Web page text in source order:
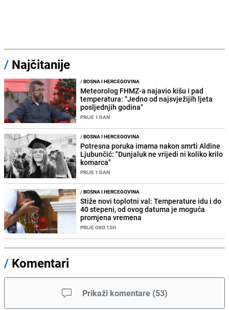
/ Najčitanije
/BOSNA I HERCEGOVINA
Meteorolog FHMZ-a najavio kišu i pad
temperatura: "Jedno od najsvježijih ljeta
posljednjih godina"
PRIJE 1 DAN
/BOSNA I HERCEGOVINA
Potresna poruka imama nakon smrti Aldine
Ljubunčić: "Dunjaluk ne vrijedi ni koliko krilo
komarca"
PRIJE 1 DAN
/BOSNA I HERCEGOVINA
Stiže novi toplotni val: Temperature idu i do
40 stepeni, od ovog datuma je moguća
promjena vremena
PRIJE OKO 15H
/ Komentari
Prikaži komentare (53)